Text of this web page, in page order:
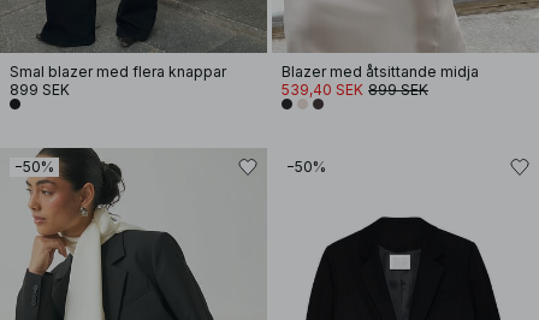
Smal blazer med flera knappar
899 SEK
Blazer med åtsittande midja
539,40 SEK 899 SEK
−50% −50%